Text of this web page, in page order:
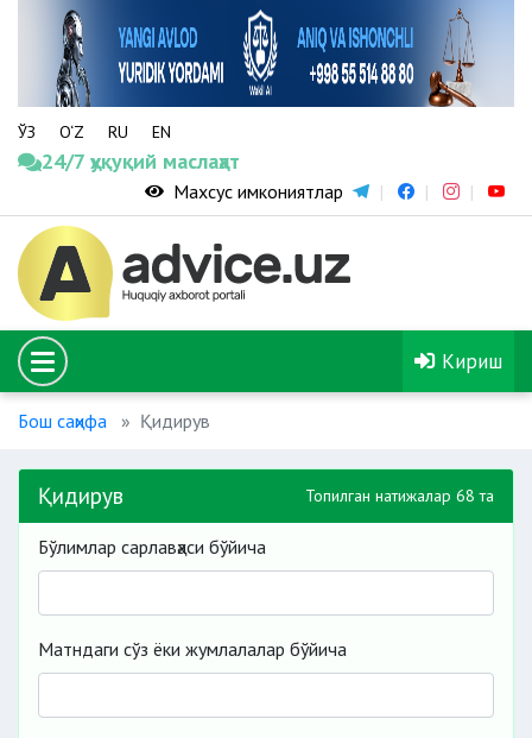
ЎЗ O‘Z RU EN
24/7 ҳуқуқий маслаҳат
Махсус имкониятлар
Кириш
Бош саҳифа Қидирув
Қидирув Топилган натижалар 68 та
Бўлимлар сарлавҳаси бўйича
Матндаги сўз ёки жумлалалар бўйича